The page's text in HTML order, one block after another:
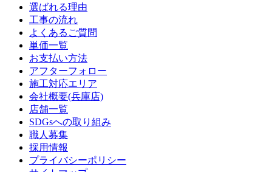
選ばれる理由
工事の流れ
よくあるご質問
単価一覧
お支払い方法
アフターフォロー
施工対応エリア
会社概要(兵庫店)
店舗一覧
SDGsへの取り組み
職人募集
採用情報
プライバシーポリシー